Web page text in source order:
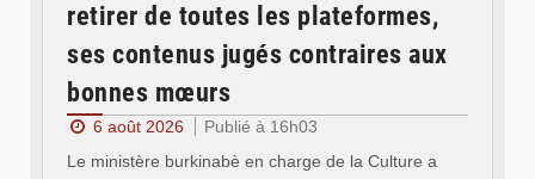
retirer de toutes les plateformes,
ses contenus jugés contraires aux
bonnes mœurs
6 août 2026
Publié à 16h03
Le ministère burkinabè en charge de la Culture a